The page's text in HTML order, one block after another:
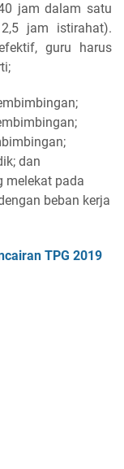
jam dalam satu
jam istirahat).
guru harus
dan
melekat pada
beban kerja
TPG 2019